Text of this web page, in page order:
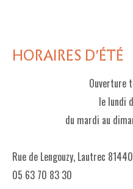
HORAIRES D'ÉTÉ
Ouverture
le lundi
du mardi au
Rue de Lengouzy, Lautrec 81440
05 63 70 83 30